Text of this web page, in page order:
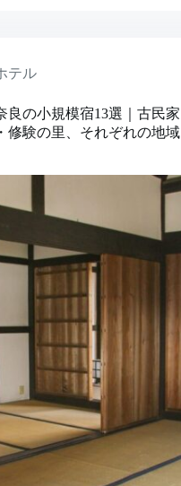
テル
良の小規模宿13選｜古民家
修験の里、それぞれの地域